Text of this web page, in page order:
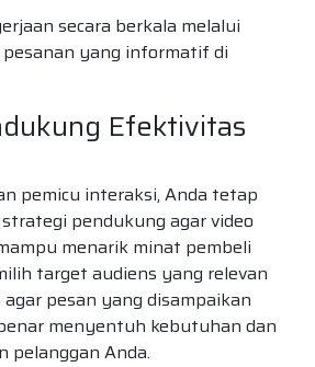
secara berkala melalui
yang informatif di
Efektivitas
pemicu interaksi, Anda tetap
pendukung agar video
menarik minat pembeli
target audiens yang relevan
pesan yang disampaikan
menyentuh kebutuhan dan
pelanggan Anda.